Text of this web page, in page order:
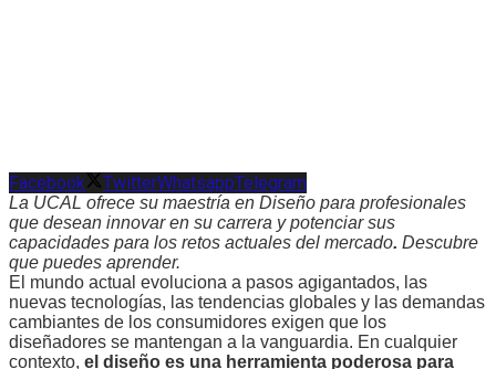
Facebook TwitterWhatsappTelegram
La UCAL ofrece su maestría en Diseño para profesionales
que desean innovar en su carrera y potenciar sus
capacidades para los retos actuales del mercado. Descubre
que puedes aprender.
El mundo actual evoluciona a pasos agigantados, las
nuevas tecnologías, las tendencias globales y las demandas
cambiantes de los consumidores exigen que los
diseñadores se mantengan a la vanguardia. En cualquier
contexto, el diseño es una herramienta poderosa para